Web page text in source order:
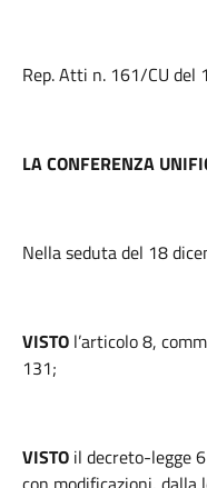
Rep. Atti n. 161/CU del
LA CONFERENZA
Nella seduta del 18
VISTO l’articolo 8,
131;
VISTO il decreto-legge